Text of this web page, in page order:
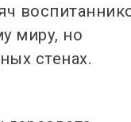
миру, но
стенах.